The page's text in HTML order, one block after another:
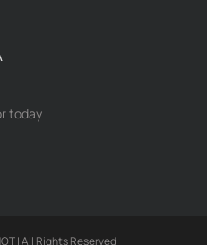
today
| All Rights Reserved